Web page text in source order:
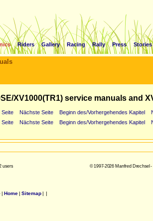
Riders Gallery Racing Rally Press Stories
XV1000(TR1) service manuals and
Seite Nächste Seite Beginn des/Vorhergehendes Kapitel
Seite Nächste Seite Beginn des/Vorhergehendes Kapitel
users © 1997-2026 Manfred Drechsel
| Home| Sitemap| |